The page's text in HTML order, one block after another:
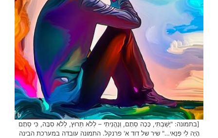
[בתמונה: "יָשַׁבְתִּי, כָּכָה סְתָם, וְנֶהֱנֵיתִי – לְלֹא תֵּרוּץ, לְלֹא סִבָּה, כִּי סְתָם
הָיָה לִי פְּנַאי…" שיר של דוד א' פרנקל. התמונה עובדה במערכת הבינה